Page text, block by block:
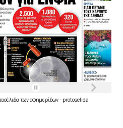
τωνεφημερίδων- protoselida